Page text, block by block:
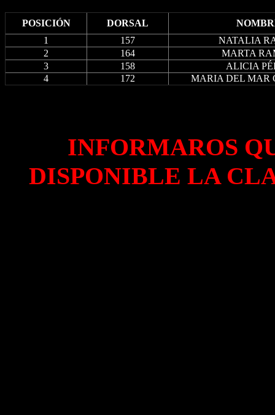
POSICIÓN DORSAL
1
157
NATALIA
2
164
MARTA
3
158
ALICIA
4
172 MARIA DEL MAR
INFORMAROS
DISPONIBLE LA